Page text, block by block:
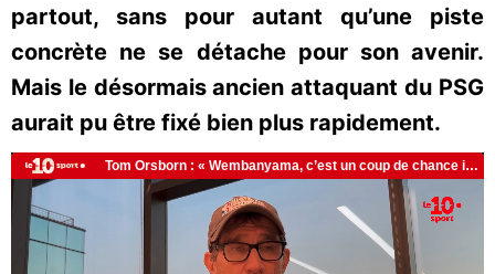
partout, sans pour autant qu’une piste
concrète ne se détache pour son avenir.
Mais le désormais ancien attaquant du PSG
aurait pu être fixé bien plus rapidement.